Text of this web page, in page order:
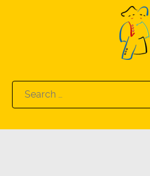
Search
for: